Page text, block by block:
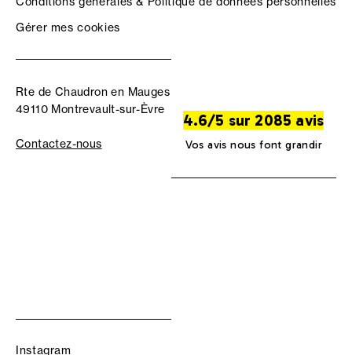
Gérer mes cookies
Rte de Chaudron en Mauges
49110 Montrevault-sur-Èvre
Contactez-nous
4.6/5 sur 2085 avis
Vos avis nous font grandir
Instagram